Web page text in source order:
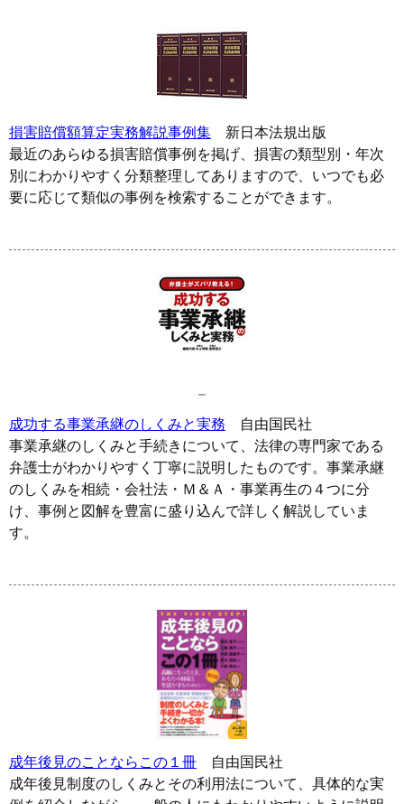
損害賠償額算定実務解説事例集 新日本法規出版
最近のあらゆる損害賠償事例を掲げ、損害の類型別・年次
別にわかりやすく分類整理してありますので、いつでも必
要に応じて類似の事例を検索することができます。
成功する事業承継のしくみと実務 自由国民社
事業承継のしくみと手続きについて、法律の専門家である
弁護士がわかりやすく丁寧に説明したものです。事業承継
のしくみを相続・会社法・Ｍ＆Ａ・事業再生の４つに分
け、事例と図解を豊富に盛り込んで詳しく解説していま
す。
成年後見のことならこの１冊 自由国民社
成年後見制度のしくみとその利用法について、具体的な実